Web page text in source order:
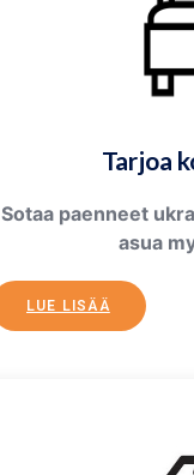
Tarjoa
Sotaa paenneet
asua
LUE LISÄÄ